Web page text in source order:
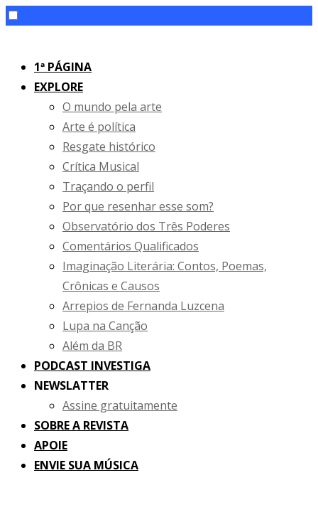
content1ª PÁGINA
EXPLORE
O mundo pela arte
Arte é política
Resgate histórico
Crítica Musical
Traçando o perfil
Por que resenhar esse som?
Observatório dos Três Poderes
Comentários Qualificados
Imaginação Literária: Contos, Poemas,
Crônicas e Causos
Arrepios de Fernanda Luzcena
Lupa na Canção
Além da BR
PODCAST INVESTIGA
NEWSLATTER
Assine gratuitamente
SOBRE A REVISTA
APOIE
ENVIE SUA MÚSICA